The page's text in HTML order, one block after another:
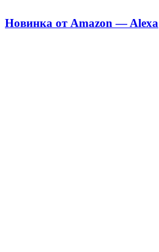
Новинка от Amazon — Alexa